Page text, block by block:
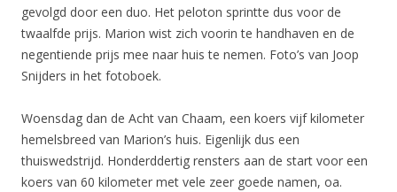
gevolgd door een duo. Het peloton sprintte dus voor de
twaalfde prijs. Marion wist zich voorin te handhaven en de
negentiende prijs mee naar huis te nemen. Foto’s van Joop
Snijders in het fotoboek.
Woensdag dan de Acht van Chaam, een koers vijf kilometer
hemelsbreed van Marion’s huis. Eigenlijk dus een
thuiswedstrijd. Honderddertig rensters aan de start voor een
koers van 60 kilometer met vele zeer goede namen, oa.